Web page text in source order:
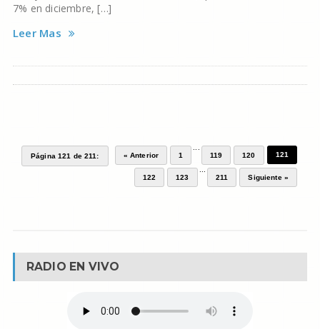
7% en diciembre, […]
Leer Mas
Página 121 de 211: « Anterior 1
119
120 121
122 123
211
Siguiente »
RADIO EN VIVO